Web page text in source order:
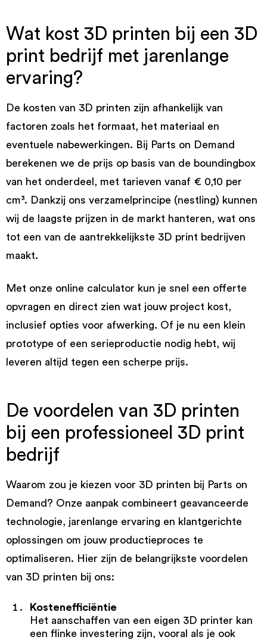
Wat kost 3D printen bij een 3D
print bedrijf met jarenlange
ervaring?
De kosten van 3D printen zijn afhankelijk van
factoren zoals het formaat, het materiaal en
eventuele nabewerkingen. Bij Parts on Demand
berekenen we de prijs op basis van de boundingbox
van het onderdeel, met tarieven vanaf € 0,10 per
cm³. Dankzij ons verzamelprincipe (nestling) kunnen
wij de laagste prijzen in de markt hanteren, wat ons
tot een van de aantrekkelijkste 3D print bedrijven
maakt.
Met onze online calculator kun je snel een offerte
opvragen en direct zien wat jouw project kost,
inclusief opties voor afwerking. Of je nu een klein
prototype of een serieproductie nodig hebt, wij
leveren altijd tegen een scherpe prijs.
De voordelen van 3D printen
bij een professioneel 3D print
bedrijf
Waarom zou je kiezen voor 3D printen bij Parts on
Demand? Onze aanpak combineert geavanceerde
technologie, jarenlange ervaring en klantgerichte
oplossingen om jouw productieproces te
optimaliseren. Hier zijn de belangrijkste voordelen
van 3D printen bij ons:
Kostenefficiëntie
Het aanschaffen van een eigen 3D printer kan
een flinke investering zijn, vooral als je ook